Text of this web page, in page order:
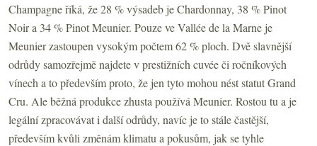
Champagne říká, že 28 % výsadeb je Chardonnay, 38 % Pinot
Noir a 34 % Pinot Meunier. Pouze ve Vallée de la Marne je
Meunier zastoupen vysokým počtem 62 % ploch. Dvě slavnější
odrůdy samozřejmě najdete v prestižních cuvée či ročníkových
vínech a to především proto, že jen tyto mohou nést statut Grand
Cru. Ale běžná produkce zhusta používá Meunier. Rostou tu a je
legální zpracovávat i další odrůdy, navíc je to stále častější,
především kvůli změnám klimatu a pokusům, jak se tyhle